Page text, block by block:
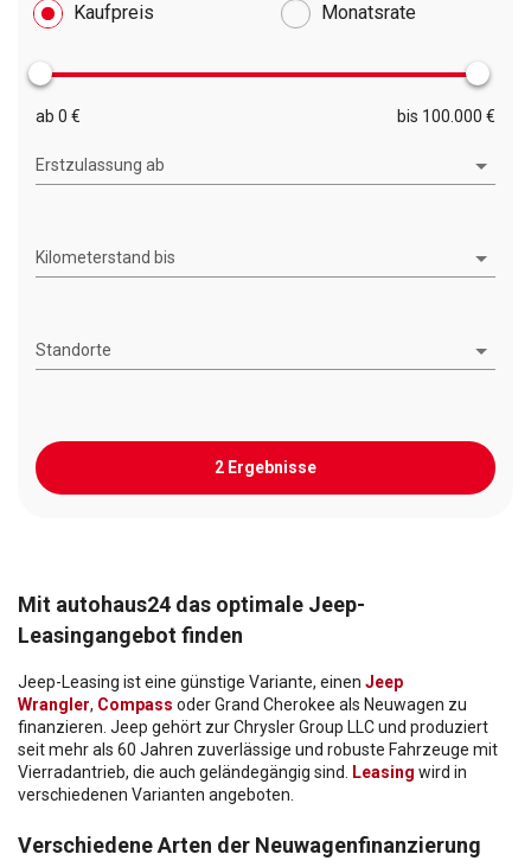
Kaufpreis Monatsrate
ab 0 € bis 100.000 €
Erstzulassung ab
Kilometerstand bis
Standorte
2 Ergebnisse
Mit autohaus24 das optimale Jeep-
Leasingangebot finden
Jeep-Leasing ist eine günstige Variante, einen Jeep
Wrangler, Compass oder Grand Cherokee als Neuwagen zu
finanzieren. Jeep gehört zur Chrysler Group LLC und produziert
seit mehr als 60 Jahren zuverlässige und robuste Fahrzeuge mit
Vierradantrieb, die auch geländegängig sind.
Leasing wird in
verschiedenen Varianten angeboten.
Verschiedene Arten der Neuwagenfinanzierung